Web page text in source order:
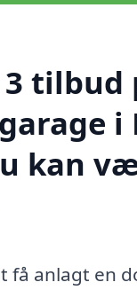
tilbud
i
kan
få anlagt en